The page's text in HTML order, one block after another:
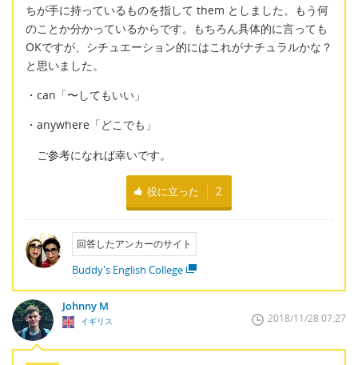
ちが手に持っているものを指して them としました。もう何
のことか分かっているからです。もちろん具体的に言っても
OKですが、シチュエーション的にはこれがナチュラルかな？
と思いました。
・can「〜してもいい」
・anywhere「どこでも」
ご参考になれば幸いです。
役に立った 2
回答したアンカーのサイト
Buddy's English College
Johnny M
イギリス 2018/11/28 07:27